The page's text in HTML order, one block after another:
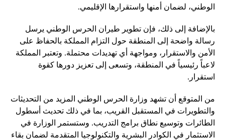
الوطني، لضمان أمنها واستقرارها الإقليمي.
بالإضافة إلى ذلك، فإن تطوير طيران الحرس الوطني يرسل
رسالة واضحة إلى المنطقة حول التزام المملكة بالحفاظ على
الأمن والاستقرار، ومواجهة أي تهديدات محتملة. وتعتبر المملكة
لاعباً رئيسياً في المنطقة، وتسعى إلى تعزيز دورها كقوة
استقرار.
من المتوقع أن تشهد وزارة الحرس الوطني المزيد من التحديثات
والتطويرات في المستقبل القريب، بما في ذلك تحديث أسطول
الطائرات وتوسيع نطاق برامج التدريب. وستستمر الوزارة في
الاستثمار في الكوادر البشرية والتكنولوجيا المتقدمة لضمان بقاء